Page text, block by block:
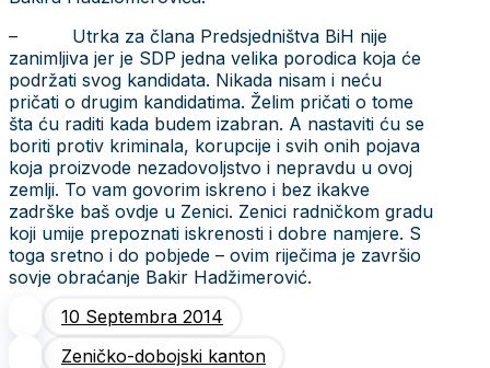
– Utrka za člana Predsjedništva BiH nije
zanimljiva jer je SDP jedna velika porodica koja će
podržati svog kandidata. Nikada nisam i neću
pričati o drugim kandidatima. Želim pričati o tome
šta ću raditi kada budem izabran. A nastaviti ću se
boriti protiv kriminala, korupcije i svih onih pojava
koja proizvode nezadovoljstvo i nepravdu u ovoj
zemlji. To vam govorim iskreno i bez ikakve
zadrške baš ovdje u Zenici. Zenici radničkom gradu
koji umije prepoznati iskrenosti i dobre namjere. S
toga sretno i do pobjede – ovim riječima je završio
sovje obraćanje Bakir Hadžimerović.
10 Septembra 2014
Zeničko-dobojski kanton